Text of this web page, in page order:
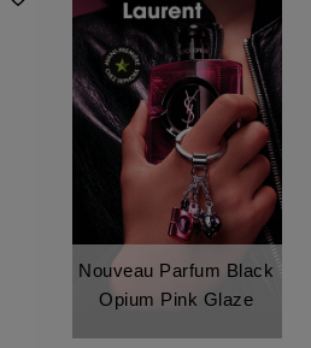
Nouveau Parfum Black
Opium Pink Glaze